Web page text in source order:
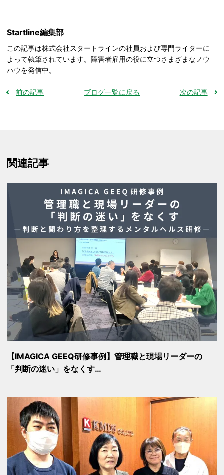
Startline編集部
この記事は株式会社スタートラインの社員および専門ライターに
よって執筆されています。障害者雇用の役に立つさまざまなノウ
ハウを発信中。
前の記事 ブログ一覧に戻る 次の記事
関連記事
【IMAGICA GEEQ研修事例】管理職と現場リーダーの
「判断の迷い」をなくす…